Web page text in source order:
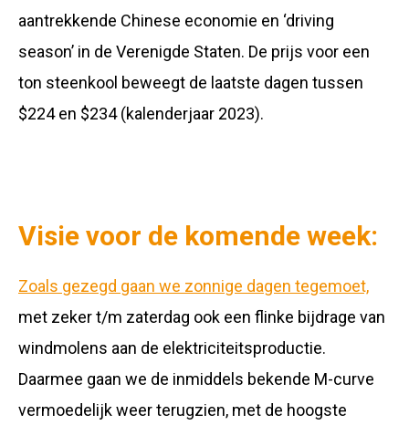
aantrekkende Chinese economie en ‘driving
season’ in de Verenigde Staten. De prijs voor een
ton steenkool beweegt de laatste dagen tussen
$224 en $234 (kalenderjaar 2023).
Visie voor de komende week:
Zoals gezegd gaan we zonnige dagen tegemoet,
met zeker t/m zaterdag ook een flinke bijdrage van
windmolens aan de elektriciteitsproductie.
Daarmee gaan we de inmiddels bekende M-curve
vermoedelijk weer terugzien, met de hoogste